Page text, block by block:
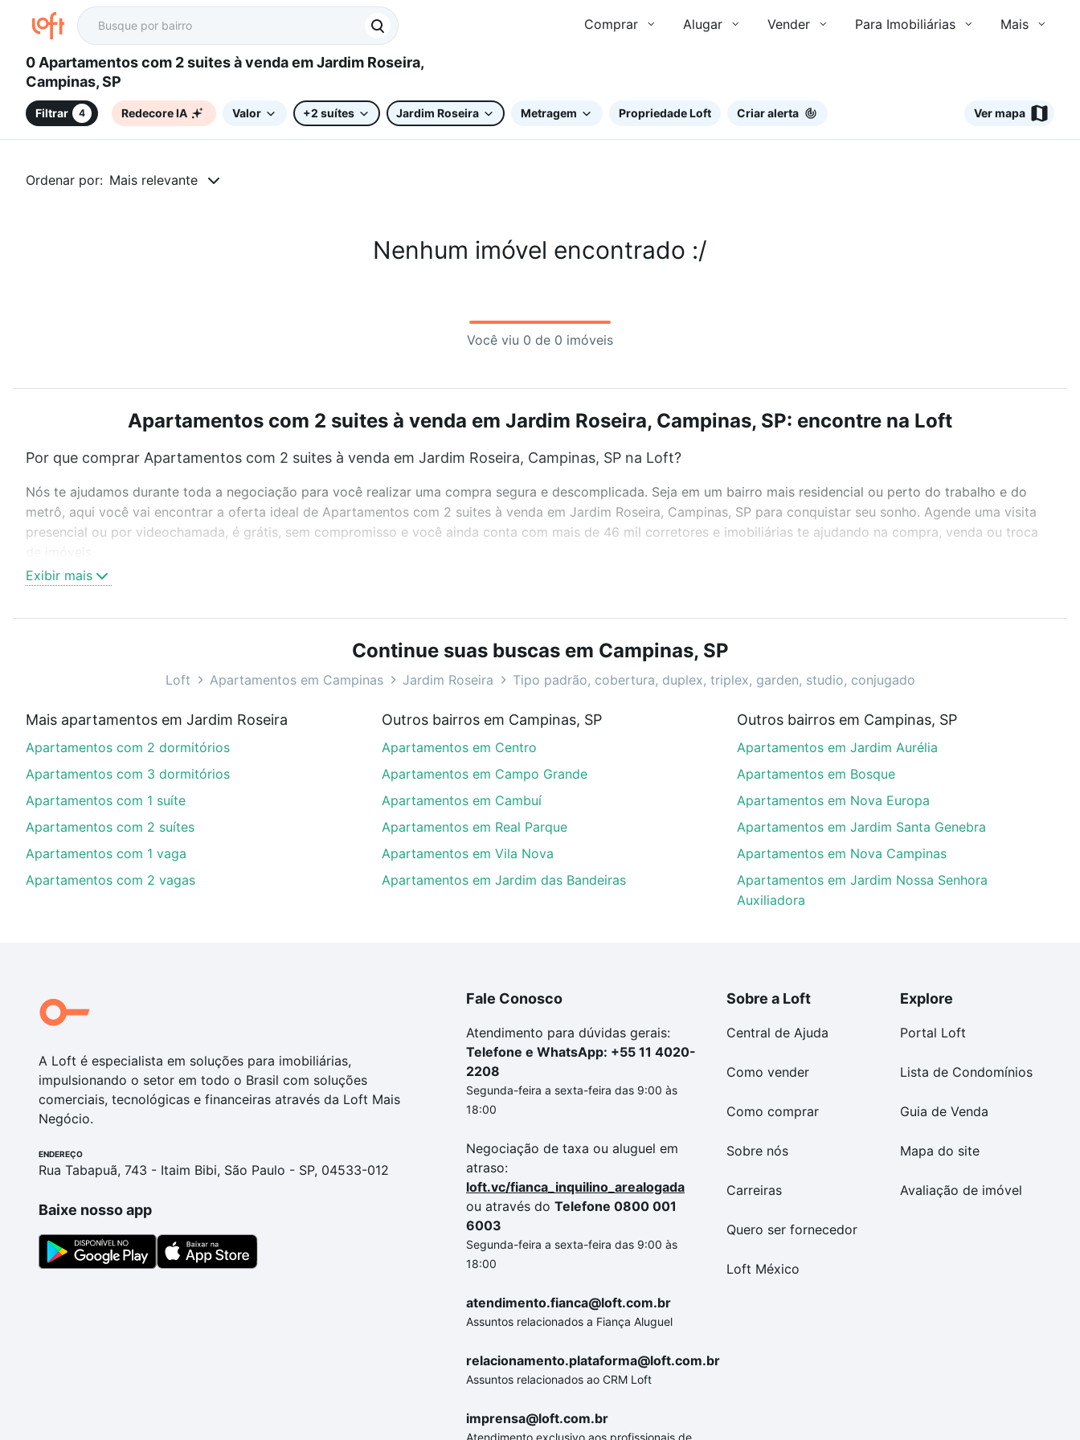
Comprar Alugar Vender Para Imobiliárias Mais
0 Apartamentos com 2 suites à venda em Jardim Roseira,
Campinas, SP
Filtrar 4 Redecore IA Valor +2 suítes Jardim Roseira Metragem Propriedade Loft Criar alerta Ver mapa
Ordenar por: Mais relevante
Nenhum imóvel encontrado :/
Você viu 0 de 0 imóveis
Apartamentos com 2 suites à venda em Jardim Roseira, Campinas, SP: encontre na Loft
Por que comprar Apartamentos com 2 suites à venda em Jardim Roseira, Campinas, SP na Loft?
Nós te ajudamos durante toda a negociação para você realizar uma compra segura e descomplicada. Seja em um bairro mais residencial ou perto do trabalho e do
metrô, aqui você vai encontrar a oferta ideal de Apartamentos com 2 suites à venda em Jardim Roseira, Campinas, SP para conquistar seu sonho. Agende uma visita
presencial ou por videochamada, é grátis, sem compromisso e você ainda conta com mais de 46 mil corretores e imobiliárias te ajudando na compra, venda ou troca
Como escolher um imóvel?
Use barra de busca no topo para pesquisar por ruas, bairros e até condomínios favoritos. Você também pode usar os filtros como quantidade de quartos, suítes, com
ou sem vaga de garagem para combinar perfeitamente com o preço, metragem e comodidades, como piscina, academia, salão de festas ou área verde e encontrar
Apartamentos com 2 suites à venda em Jardim Roseira, Campinas, SP ideal para você na Loft.
Aqui na Loft temos a oferta ideal para você, com Apartamentos com 2 suites à venda em Jardim Roseira, Campinas, SP que custam a partir de R$ 0 e com nossas
opções de financiamento imobiliário as parcelas podem se adequar ao seu orçamento. Se ainda tem alguma dúvida dos custos envolvidos no processo de compra,
veja em nosso portal quanto custa comprar um apartamento e conte com a gente para comprar o imóvel dos seus sonhos com segurança e conforto. Loft, com você
Exibir mais
Continue suas buscas em Campinas, SP
Loft Apartamentos em Campinas Jardim Roseira Tipo padrão, cobertura, duplex, triplex, garden, studio, conjugado
Mais apartamentos em Jardim Roseira
Apartamentos com 2 dormitórios
Apartamentos com 3 dormitórios
Apartamentos com 1 suíte
Apartamentos com 2 suítes
Apartamentos com 1 vaga
Apartamentos com 2 vagas
Outros bairros em Campinas, SP
Apartamentos em Centro
Apartamentos em Campo Grande
Apartamentos em Cambuí
Apartamentos em Real Parque
Apartamentos em Vila Nova
Apartamentos em Jardim das Bandeiras
Outros bairros em Campinas, SP
Apartamentos em Jardim Aurélia
Apartamentos em Bosque
Apartamentos em Nova Europa
Apartamentos em Jardim Santa Genebra
Apartamentos em Nova Campinas
Apartamentos em Jardim Nossa Senhora
Auxiliadora
A Loft é especialista em soluções para imobiliárias,
impulsionando o setor em todo o Brasil com soluções
comerciais, tecnológicas e financeiras através da Loft Mais
Negócio.
ENDEREÇO
Rua Tabapuã, 743 - Itaim Bibi, São Paulo - SP, 04533-012
Baixe nosso app
Fale Conosco
Atendimento para dúvidas gerais:
Telefone e WhatsApp: +55 11 4020-
2208
Segunda-feira a sexta-feira das 9:00 às
18:00
Negociação de taxa ou aluguel em
atraso:
loft.vc/fianca_inquilino_arealogada
ou através do Telefone 0800 001
6003
Segunda-feira a sexta-feira das 9:00 às
18:00
atendimento.fianca@loft.com.br
Assuntos relacionados a Fiança Aluguel
relacionamento.plataforma@loft.com.br
Assuntos relacionados ao CRM Loft
imprensa@loft.com.br
Atendimento exclusivo aos profissionais de
Sobre a Loft
Central de Ajuda
Como vender
Como comprar
Sobre nós
Carreiras
Quero ser fornecedor
Loft México
Explore
Portal Loft
Lista de Condomínios
Guia de Venda
Mapa do site
Avaliação de imóvel